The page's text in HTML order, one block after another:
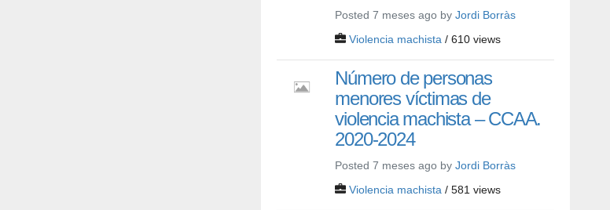
Posted 7 meses ago byJordi Borràs
Violencia machista / 610 views
Número de personas
menores víctimas de
violencia machista – CCAA.
2020-2024
Posted 7 meses ago byJordi Borràs
Violencia machista / 581 views